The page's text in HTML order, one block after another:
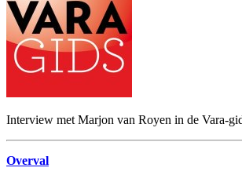
Interview met Marjon van Royen in de Vara-
Overval